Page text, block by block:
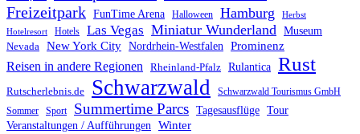
Freizeitpark FunTime Arena Halloween Hamburg Herbst
Hotelresort Hotels Las Vegas Miniatur Wunderland Museum
Nevada New York City Nordrhein-Westfalen
Prominenz
Reisen in andere Regionen
Rheinland-Pfalz Rulantica Rust
Rutscherlebnis.de Schwarzwald
Schwarzwald Tourismus GmbH
Sommer
Sport Summertime Parcs Tagesausflüge Tour
Veranstaltungen / Aufführungen
Winter